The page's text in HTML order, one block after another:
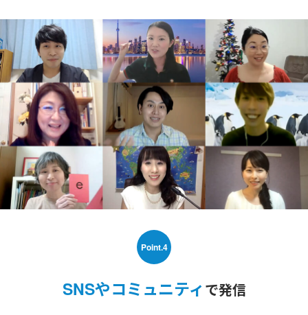
Point.4
SNSやコミュニティで発信